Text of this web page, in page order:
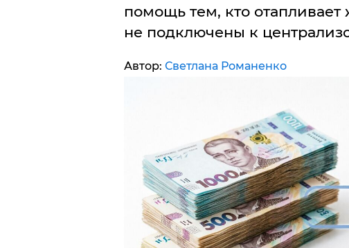
помощь тем, кто
не подключены к
Автор: Светлана Романенко